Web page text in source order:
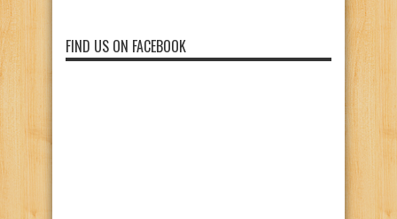
FIND US ON FACEBOOK